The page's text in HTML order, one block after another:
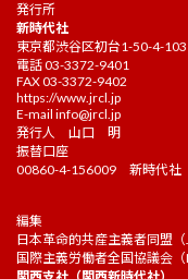
発行所
新時代社
東京都渋谷区初台1-50-4-103
電話 03-3372-9401
FAX 03-3372-9402
https://www.jrcl.jp
E-mail info@jrcl.jp
発行人 山口 明
振替口座
00860-4-156009 新時代社
編集
日本革命的共産主義者同盟
国際主義労働者全国協議会